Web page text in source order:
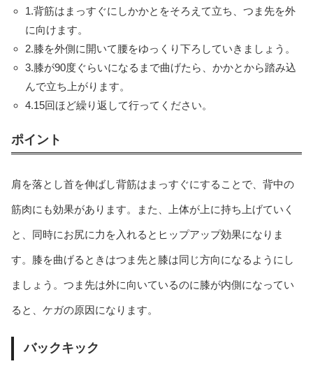
1.背筋はまっすぐにしかかとをそろえて立ち、つま先を外
に向けます。
2.膝を外側に開いて腰をゆっくり下ろしていきましょう。
3.膝が90度ぐらいになるまで曲げたら、かかとから踏み込
んで立ち上がります。
4.15回ほど繰り返して行ってください。
ポイント
肩を落とし首を伸ばし背筋はまっすぐにすることで、背中の
筋肉にも効果があります。また、上体が上に持ち上げていく
と、同時にお尻に力を入れるとヒップアップ効果になりま
す。膝を曲げるときはつま先と膝は同じ方向になるようにし
ましょう。つま先は外に向いているのに膝が内側になってい
ると、ケガの原因になります。
バックキック